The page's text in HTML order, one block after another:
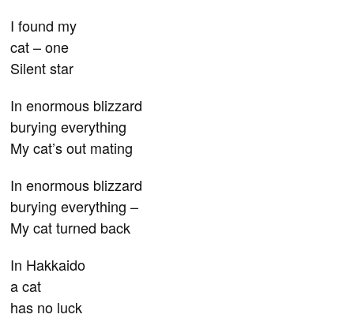
I found my
cat – one
Silent star
In enormous blizzard
burying everything
My cat’s out mating
In enormous blizzard
burying everything –
My cat turned back
In Hakkaido
a cat
has no luck